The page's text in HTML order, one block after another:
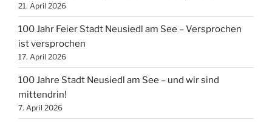
21. April 2026
100 Jahr Feier Stadt Neusiedl am See – Versprochen
ist versprochen
17. April 2026
100 Jahre Stadt Neusiedl am See – und wir sind
mittendrin!
7. April 2026